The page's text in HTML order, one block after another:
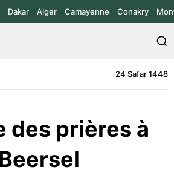
Dakar Alger Camayenne Conakry
24 Safar 1448
des prières à
Beersel